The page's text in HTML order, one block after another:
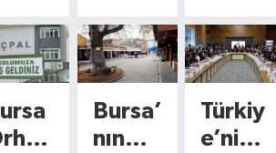
id’in
530
yıllık
vasiye
dışı
bahis
opera
syonu
Bursa’
nın
Türkiy
e’nin